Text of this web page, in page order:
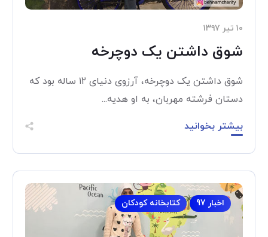
۱۰ تیر ۱۳۹۷
شوق داشتن یک دوچرخه
شوق داشتن یک دوچرخه، آرزوی دنیای ۱۲ ساله بود که
دستان فرشته مهربان، به او هدیه...
بیشتر بخوانید
اخبار 97 کتابخانه کودکان